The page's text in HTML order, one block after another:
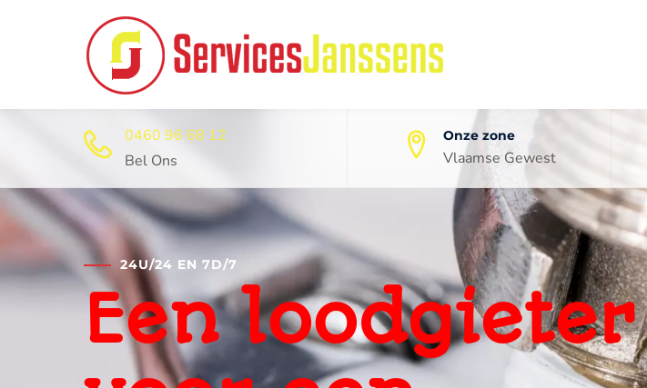
0460 96 68 12
Bel Ons
Onze zone
Vlaamse Gewest
Professioneel
ontstopping